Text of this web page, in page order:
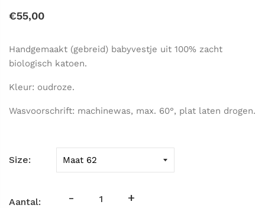
€55,00
Handgemaakt (gebreid) babyvestje uit 100% zacht
biologisch katoen.
Kleur: oudroze.
Wasvoorschrift: machinewas, max. 60°, plat laten drogen.
Size
Aantal: - +